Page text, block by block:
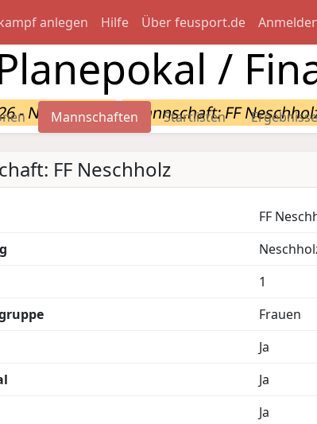
anlegen Hilfe Über feusport.de
/
- Neschholz Mannschaft: FF
Mannschaften Startlisten Ergebnisse
FF Neschholz
FF
1
Frauen
Ja
Ja
Ja